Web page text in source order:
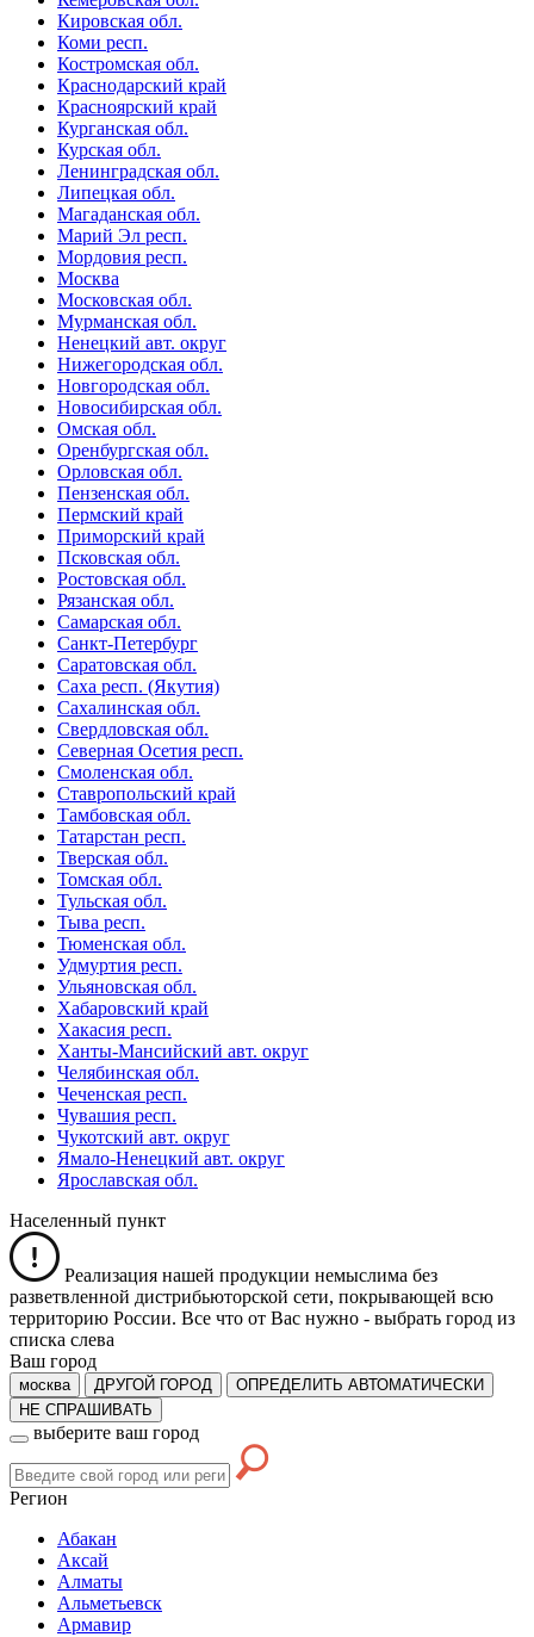
Кировская обл.
Коми респ.
Костромская обл.
Краснодарский край
Красноярский край
Курганская обл.
Курская обл.
Ленинградская обл.
Липецкая обл.
Магаданская обл.
Марий Эл респ.
Мордовия респ.
Москва
Московская обл.
Мурманская обл.
Ненецкий авт. округ
Нижегородская обл.
Новгородская обл.
Новосибирская обл.
Омская обл.
Оренбургская обл.
Орловская обл.
Пензенская обл.
Пермский край
Приморский край
Псковская обл.
Ростовская обл.
Рязанская обл.
Самарская обл.
Санкт-Петербург
Саратовская обл.
Саха респ. (Якутия)
Сахалинская обл.
Свердловская обл.
Северная Осетия респ.
Смоленская обл.
Ставропольский край
Тамбовская обл.
Татарстан респ.
Тверская обл.
Томская обл.
Тульская обл.
Тыва респ.
Тюменская обл.
Удмуртия респ.
Ульяновская обл.
Хабаровский край
Хакасия респ.
Ханты-Мансийский авт. округ
Челябинская обл.
Чеченская респ.
Чувашия респ.
Чукотский авт. округ
Ямало-Ненецкий авт. округ
Ярославская обл.
Населенный пункт
Реализация нашей продукции немыслима без
разветвленной дистрибьюторской сети, покрывающей всю
территорию России. Все что от Вас нужно - выбрать город из
списка слева
Ваш город
москва ДРУГОЙ ГОРОД
ОПРЕДЕЛИТЬ АВТОМАТИЧЕСКИ
НЕ СПРАШИВАТЬ
выберите ваш город
Регион
Абакан
Аксай
Алматы
Альметьевск
Армавир